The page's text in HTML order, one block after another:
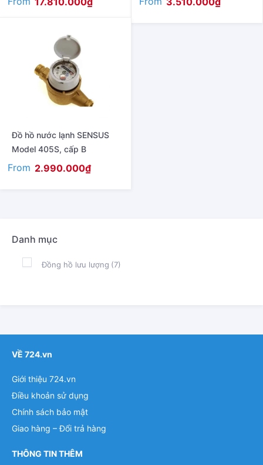
Đồ hồ nước lạnh SENSUS
Model 405S, cấp B
From 2.990.000₫
Danh mục
Đồng hồ lưu lượng (7)
VỀ 724.vn
Giới thiệu 724.vn
Điều khoản sử dụng
Chính sách bảo mật
Giao hàng – Đổi trả hàng
THÔNG TIN THÊM